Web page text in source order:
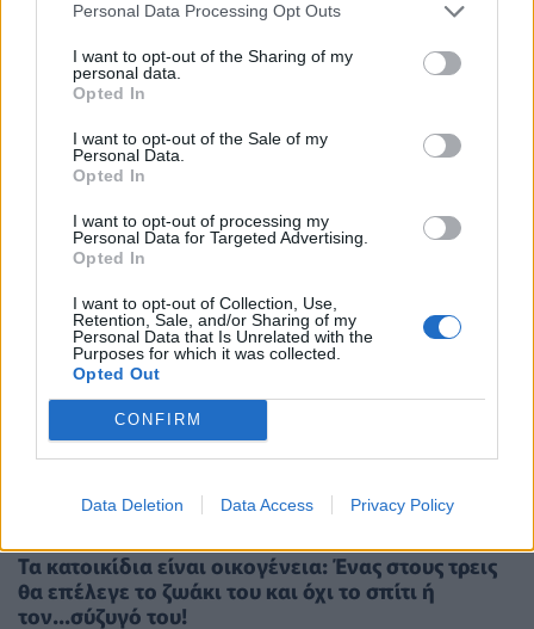
Personal Data Processing Opt Outs
I want to opt-out of the Sharing of my
personal data.
Opted In
I want to opt-out of the Sale of my
Personal Data.
Opted In
I want to opt-out of processing my
Personal Data for Targeted Advertising.
Opted In
I want to opt-out of Collection, Use,
Retention, Sale, and/or Sharing of my
Personal Data that Is Unrelated with the
Purposes for which it was collected.
Opted Out
CONFIRM
Data Deletion Data Access Privacy Policy
πιθανότητα να εμφανίσουν μεταδοτικό καρκίνο
σε σχέση με τα θηλυκά
Τα κατοικίδια είναι οικογένεια: Ένας στους τρεις
θα επέλεγε το ζωάκι του και όχι το σπίτι ή
τον...σύζυγό του!